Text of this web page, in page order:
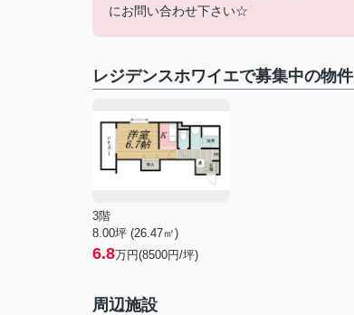
にお問い合わせ下さい☆
レジデンスホワイエで募集中の物件
3階
8.00坪 (26.47㎡)
6.8万円(8500円/坪)
周辺施設